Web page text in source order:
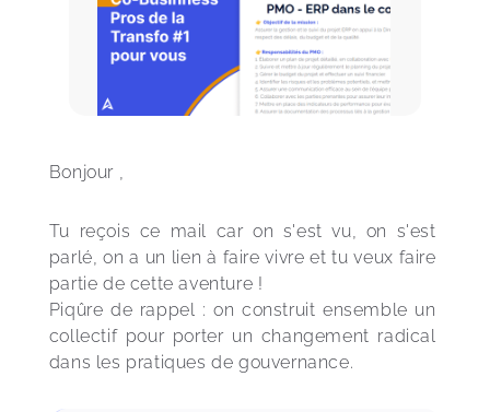
Bonjour ,
Tu reçois ce mail car on s'est vu, on s'est
parlé, on a un lien à faire vivre et tu veux faire
partie de cette aventure !
Piqûre de rappel : on construit ensemble un
collectif pour porter un changement radical
dans les pratiques de gouvernance.